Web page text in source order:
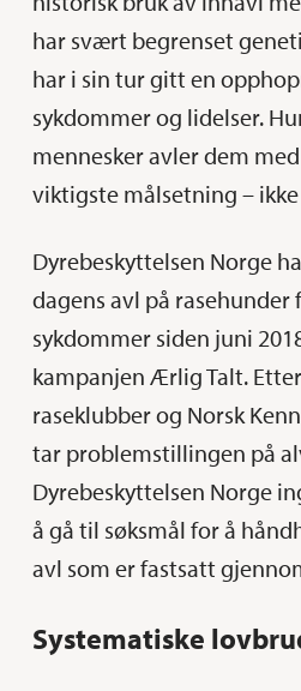
har svært begrenset
har i sin tur gitt en
sykdommer og lidelser.
mennesker avler dem
viktigste målsetning – ikke
Dyrebeskyttelsen Norge
dagens avl på
sykdommer siden juni
kampanjen Ærlig Talt.
raseklubber og Norsk
tar problemstillingen på
Dyrebeskyttelsen Norge
å gå til søksmål for å
avl som er fastsatt
Systematiske